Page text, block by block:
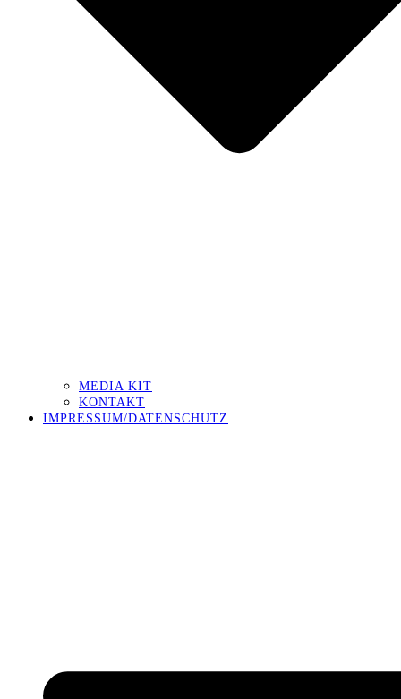
MEDIA KIT
KONTAKT
IMPRESSUM/DATENSCHUTZ